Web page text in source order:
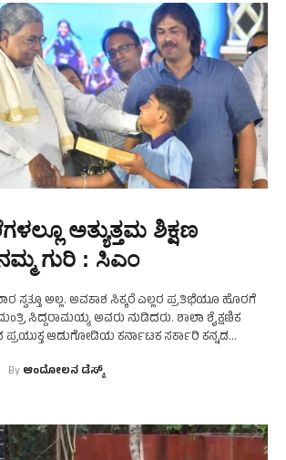
ಅತ್ಯುತ್ತಮ ಶಿಕ್ಷಣ
ಗುರಿ : ಸಿಎಂ
ಸ್ವತ್ತೂ ಅಲ್ಲ. ಅವಕಾಶ ಸಿಕ್ಕರೆ ಎಲ್ಲರ ಪ್ರತಿಭೆಯೂ ಹೊರಗೆ
ಸಿದ್ದರಾಮಯ್ಯ ಅವರು ನುಡಿದರು. ಶಾಲಾ ಶೈಕ್ಷಣಿಕ
ಆಡುಗೋಡಿಯ ಕರ್ನಾಟಕ ಸರ್ಕಾರಿ ಕನ್ನಡ
By ಆಂದೋಲನ ಡೆಸ್ಕ್